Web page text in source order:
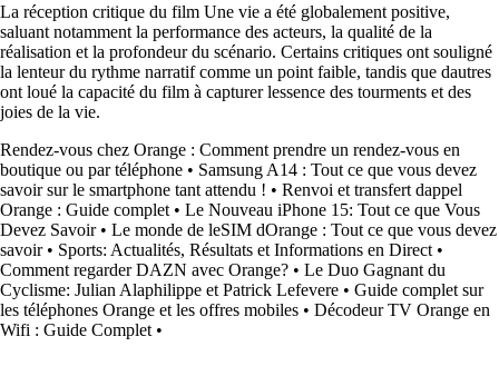
La réception critique du film Une vie a été globalement positive,
saluant notamment la performance des acteurs, la qualité de la
réalisation et la profondeur du scénario. Certains critiques ont souligné
la lenteur du rythme narratif comme un point faible, tandis que dautres
ont loué la capacité du film à capturer lessence des tourments et des
joies de la vie.
Rendez-vous chez Orange : Comment prendre un rendez-vous en
boutique ou par téléphone • Samsung A14 : Tout ce que vous devez
savoir sur le smartphone tant attendu ! • Renvoi et transfert dappel
Orange : Guide complet • Le Nouveau iPhone 15: Tout ce que Vous
Devez Savoir• Le monde de leSIM dOrange : Tout ce que vous devez
savoir• Sports: Actualités, Résultats et Informations en Direct •
Comment regarder DAZN avec Orange? • Le Duo Gagnant du
Cyclisme: Julian Alaphilippe et Patrick Lefevere • Guide complet sur
les téléphones Orange et les offres mobiles • Décodeur TV Orange en
Wifi : Guide Complet •